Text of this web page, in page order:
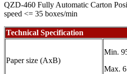
QZD-460 Fully Automatic Carton
speed <= 35 boxes/min
Technical Specification
Paper size (AxB)
Min.
Max.